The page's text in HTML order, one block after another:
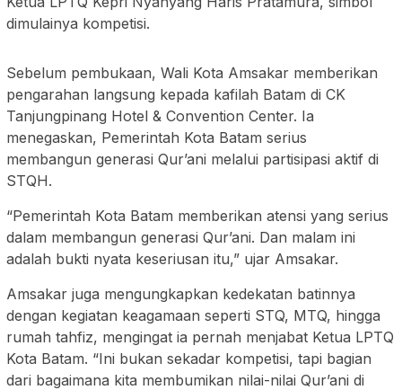
dimulainya kompetisi.
Sebelum pembukaan, Wali Kota Amsakar memberikan
pengarahan langsung kepada kafilah Batam di CK
Tanjungpinang Hotel & Convention Center. Ia
menegaskan, Pemerintah Kota Batam serius
membangun generasi Qur’ani melalui partisipasi aktif di
STQH.
“Pemerintah Kota Batam memberikan atensi yang serius
dalam membangun generasi Qur’ani. Dan malam ini
adalah bukti nyata keseriusan itu,” ujar Amsakar.
Amsakar juga mengungkapkan kedekatan batinnya
dengan kegiatan keagamaan seperti STQ, MTQ, hingga
rumah tahfiz, mengingat ia pernah menjabat Ketua LPTQ
Kota Batam. “Ini bukan sekadar kompetisi, tapi bagian
dari bagaimana kita membumikan nilai-nilai Qur’ani di